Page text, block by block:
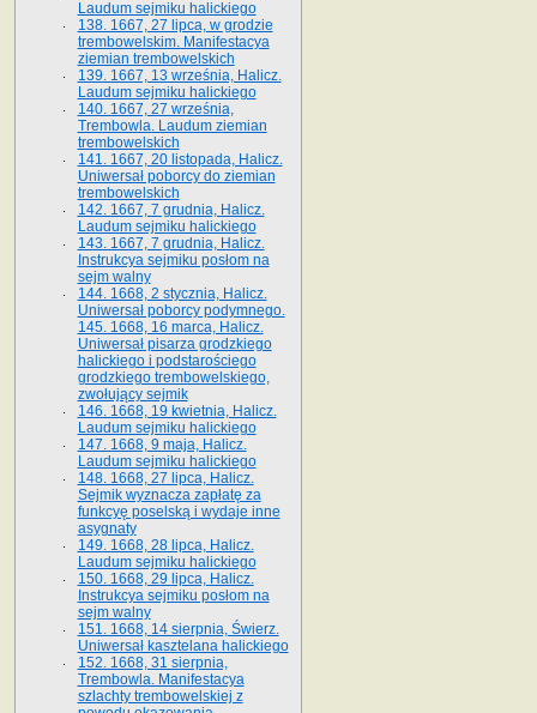
Laudum sejmiku halickiego
138. 1667, 27 lipca, w grodzie
trembowelskim. Manifestacya
ziemian trembowelskich
139. 1667, 13 września, Halicz.
Laudum sejmiku halickiego
140. 1667, 27 września,
Trembowla. Laudum ziemian
trembowelskich
141. 1667, 20 listopada, Halicz.
Uniwersał poborcy do ziemian
trembowelskich
142. 1667, 7 grudnia, Halicz.
Laudum sejmiku halickiego
143. 1667, 7 grudnia, Halicz.
Instrukcya sejmiku posłom na
sejm walny
144. 1668, 2 stycznia, Halicz.
Uniwersał poborcy podymnego.
145. 1668, 16 marca, Halicz.
Uniwersał pisarza grodzkiego
halickiego i podstarościego
grodzkiego trembowelskiego,
zwołujący sejmik
146. 1668, 19 kwietnia, Halicz.
Laudum sejmiku halickiego
147. 1668, 9 maja, Halicz.
Laudum sejmiku halickiego
148. 1668, 27 lipca, Halicz.
Sejmik wyznacza zapłatę za
funkcyę poselską i wydaje inne
asygnaty
149. 1668, 28 lipca, Halicz.
Laudum sejmiku halickiego
150. 1668, 29 lipca, Halicz.
Instrukcya sejmiku posłom na
sejm walny
151. 1668, 14 sierpnia, Świerz.
Uniwersał kasztelana halickiego
152. 1668, 31 sierpnia,
Trembowla. Manifestacya
szlachty trembowelskiej z